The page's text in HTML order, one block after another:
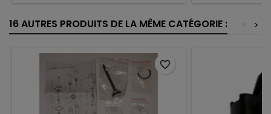
16 AUTRES PRODUITS DE LA MÊME CATÉGORIE : >
<
favorite_border